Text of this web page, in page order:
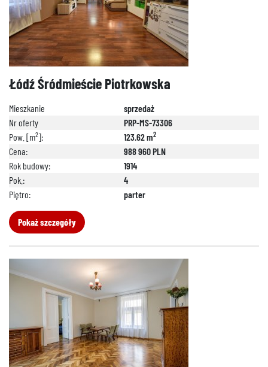
Łódź Śródmieście Piotrkowska
Mieszkanie
sprzedaż
Nr oferty
PRP-MS-73306
Pow. [m2]: 123.62 m2
Cena:
988 960 PLN
Rok budowy:
1914
Pok.:
4
Piętro:
parter
Pokaż szczegóły
888 889 661